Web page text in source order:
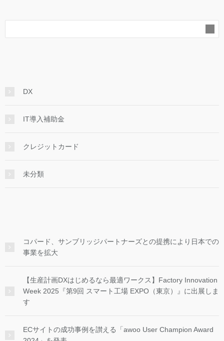
DX
IT導入補助金
クレジットカード
未分類
コパード、サンブリッジパートナーズとの提携により日本での
事業を拡大
【生産計画DXはじめるなら最適ワークス】Factory Innovation
Week 2025『第9回 スマート工場 EXPO（東京）』に出展しま
す
ECサイトの成功事例を讃える「awoo User Champion Award